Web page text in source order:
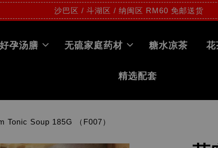
沙巴区 / 斗湖区 / 纳闽区 RM60 免邮送货
好孕汤膳 无硫家庭药材 糖水凉茶 花
精选配套
Tonic Soup 185G （F007）